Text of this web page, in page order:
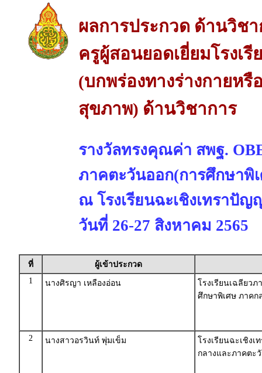
ผลการประกวด ด้านวิชา
ครูผู้สอนยอดเยี่ยมโรงเ
(บกพร่องทางร่างกายหรื
สุขภาพ) ด้านวิชาการ
รางวัลทรงคุณค่า สพฐ.
ภาคตะวันออก(การศึกษาพิ
ณ โรงเรียนฉะเชิงเทราปัญ
วันที่ 26-27 สิงหาคม 2565
ที่
ผู้เข้าประกวด
1
นางศิรญา เหลืองอ่อน
โรงเรียนเฉลียว
ศึกษาพิเศษ ภาคก
2 นางสาวอรวินท์ พุ่มเข็ม
โรงเรียนฉะเชิง
กลางและภาคตะ